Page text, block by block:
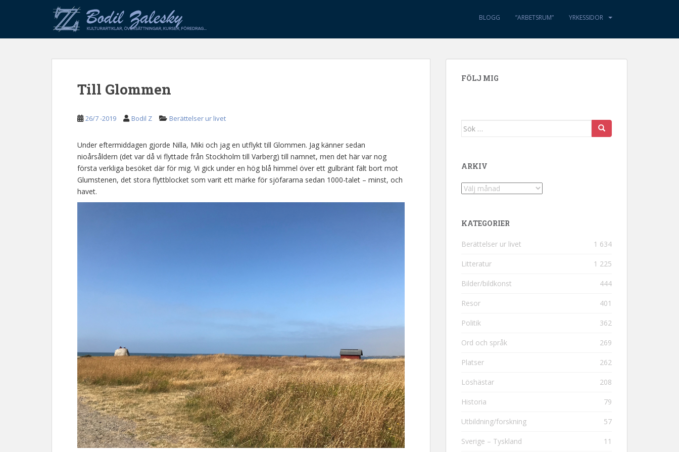
p
BLOGG ”ARBETSRUM” YRKESSIDOR
Till Glommen
26/7 -2019 Bodil Z Berättelser ur livet
Under eftermiddagen gjorde Nilla, Miki och jag en utflykt till Glommen. Jag känner sedan
nioårsåldern (det var då vi flyttade från Stockholm till Varberg) till namnet, men det här var nog
första verkliga besöket där för mig. Vi gick under en hög blå himmel över ett gulbränt fält bort mot
Glumstenen, det stora flyttblocket som varit ett märke för sjöfararna sedan 1000-talet – minst, och
havet.
FÖLJ MIG
Sök efter:
ARKIV
Arkiv
KATEGORIER
Berättelser ur livet 1 634
Litteratur 1 225
Bilder/bildkonst 444
Resor 401
Politik 362
Ord och språk 269
Platser 262
Löshästar 208
Historia 79
Utbildning/forskning 57
Sverige – Tyskland 11